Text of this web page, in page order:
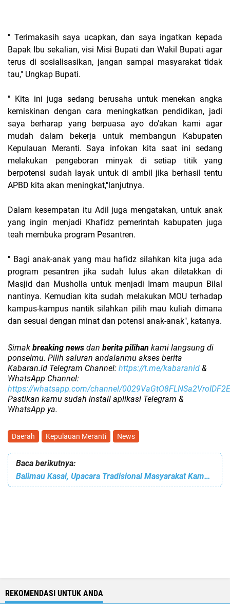
" Terimakasih saya ucapkan, dan saya ingatkan kepada
Bapak Ibu sekalian, visi Misi Bupati dan Wakil Bupati agar
terus di sosialisasikan, jangan sampai masyarakat tidak
tau," Ungkap Bupati.
" Kita ini juga sedang berusaha untuk menekan angka
kemiskinan dengan cara meningkatkan pendidikan, jadi
saya berharap yang berpuasa ayo do'akan kami agar
mudah dalam bekerja untuk membangun Kabupaten
Kepulauan Meranti. Saya infokan kita saat ini sedang
melakukan pengeboran minyak di setiap titik yang
berpotensi sudah layak untuk di ambil jika berhasil tentu
APBD kita akan meningkat,"lanjutnya.
Dalam kesempatan itu Adil juga mengatakan, untuk anak
yang ingin menjadi Khafidz pemerintah kabupaten juga
teah membuka program Pesantren.
" Bagi anak-anak yang mau hafidz silahkan kita juga ada
program pesantren jika sudah lulus akan diletakkan di
Masjid dan Musholla untuk menjadi Imam maupun Bilal
nantinya. Kemudian kita sudah melakukan MOU terhadap
kampus-kampus nantik silahkan pilih mau kuliah dimana
dan sesuai dengan minat dan potensi anak-anak", katanya.
Simak breaking news dan berita pilihan kami langsung di
ponselmu. Pilih saluran andalanmu akses berita
Kabaran.id Telegram Channel: https://t.me/kabaranid &
WhatsApp Channel:
https://whatsapp.com/channel/0029VaGtO8FLNSa2VroIDF2E
Pastikan kamu sudah install aplikasi Telegram &
WhatsApp ya.
Daerah Kepulauan Meranti News
Baca berikutnya:
Balimau Kasai, Upacara Tradisional Masyarakat Kampar
REKOMENDASI UNTUK ANDA